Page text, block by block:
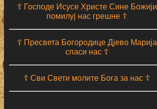
☦ Господе Исусе Христе Сине Божији
помилуј нас грешне ☦
☦ Пресвета Богородице Дјево Марија
спаси нас ☦
☦ Сви Свети молите Бога за нас ☦